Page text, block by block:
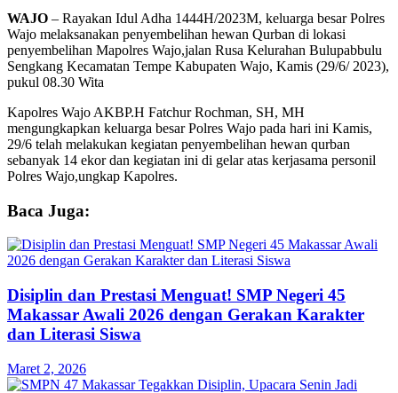
WAJO – Rayakan Idul Adha 1444H/2023M, keluarga besar Polres
Wajo melaksanakan penyembelihan hewan Qurban di lokasi
penyembelihan Mapolres Wajo,jalan Rusa Kelurahan Bulupabbulu
Sengkang Kecamatan Tempe Kabupaten Wajo, Kamis (29/6/ 2023),
pukul 08.30 Wita
Kapolres Wajo AKBP.H Fatchur Rochman, SH, MH
mengungkapkan keluarga besar Polres Wajo pada hari ini Kamis,
29/6 telah melakukan kegiatan penyembelihan hewan qurban
sebanyak 14 ekor dan kegiatan ini di gelar atas kerjasama personil
Polres Wajo,ungkap Kapolres.
Baca Juga:
Disiplin dan Prestasi Menguat! SMP Negeri 45
Makassar Awali 2026 dengan Gerakan Karakter
dan Literasi Siswa
Maret 2, 2026